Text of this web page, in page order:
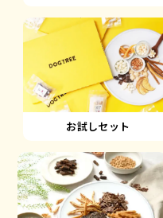
お試しセット